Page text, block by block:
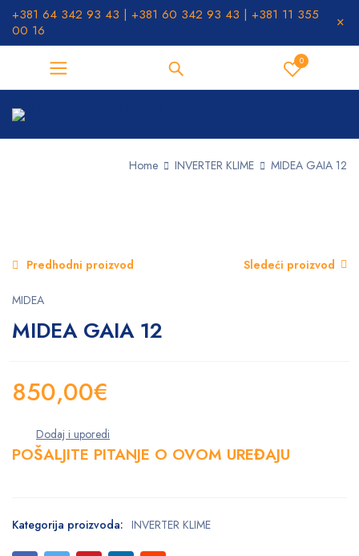
+381 64 342 93 43 | +381 60 342 93 43 | +381 11 355
00 16
0
Home INVERTER KLIME MIDEA GAIA 12
Predhodni proizvod Sledeći proizvod
MIDEA
MIDEA GAIA 12
850,00€
POŠALJITE PITANJE O OVOM UREĐAJU
Kategorija proizvoda: INVERTER KLIME